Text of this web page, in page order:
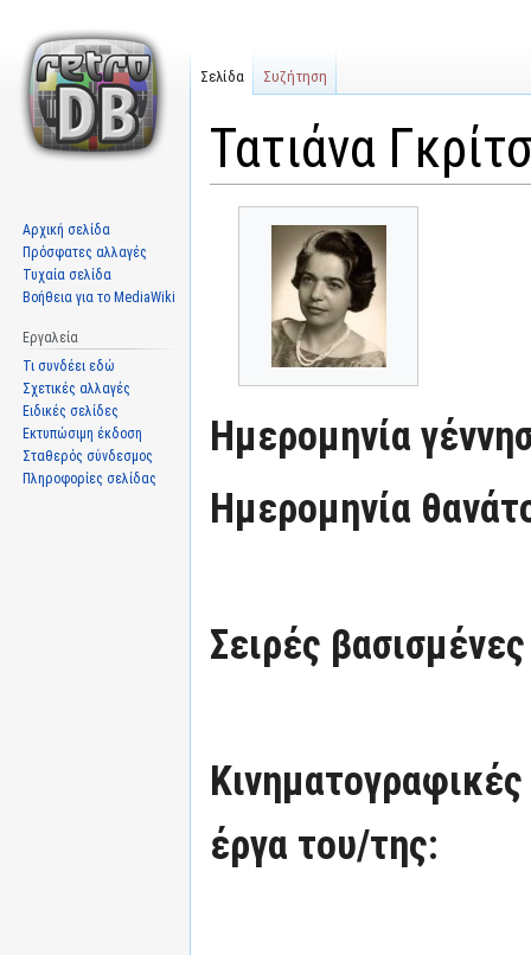
Τατιάνα
αναζήτηση
Ημερομηνία
Ημερομηνία
Σειρές
έργα του/της:
Σελίδα Συζήτηση
Αρχική σελίδα
Πρόσφατες αλλαγές
Τυχαία σελίδα
Βοήθεια για το MediaWiki
Εργαλεία
Τι συνδέει εδώ
Σχετικές αλλαγές
Ειδικές σελίδες
Εκτυπώσιμη έκδοση
Σταθερός σύνδεσμος
Πληροφορίες σελίδας